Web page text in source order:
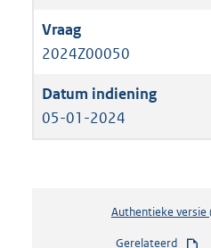
2024Z00050
05-01-2024
Authentieke versie
Gerelateerd